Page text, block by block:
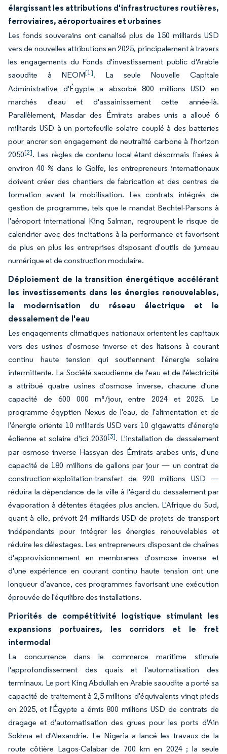
élargissant les attributions d'infrastructures routières,
ferroviaires, aéroportuaires et urbaines
Les fonds souverains ont canalisé plus de 150 milliards USD
vers de nouvelles attributions en 2025, principalement à travers
les engagements du Fonds d'investissement public d'Arabie
saoudite à NEOM[1]. La seule Nouvelle Capitale
Administrative d'Égypte a absorbé 800 millions USD en
marchés d'eau et d'assainissement cette année-là.
Parallèlement, Masdar des Émirats arabes unis a alloué 6
milliards USD à un portefeuille solaire couplé à des batteries
pour ancrer son engagement de neutralité carbone à l'horizon
2050[2]. Les règles de contenu local étant désormais fixées à
environ 40 % dans le Golfe, les entrepreneurs internationaux
doivent créer des chantiers de fabrication et des centres de
formation avant la mobilisation. Les contrats intégrés de
gestion de programme, tels que le mandat Bechtel-Parsons à
l'aéroport international King Salman, regroupent le risque de
calendrier avec des incitations à la performance et favorisent
de plus en plus les entreprises disposant d'outils de jumeau
numérique et de construction modulaire.
Déploiement de la transition énergétique accélérant
les investissements dans les énergies renouvelables,
la modernisation du réseau électrique et le
dessalement de l'eau
Les engagements climatiques nationaux orientent les capitaux
vers des usines d'osmose inverse et des liaisons à courant
continu haute tension qui soutiennent l'énergie solaire
intermittente. La Société saoudienne de l'eau et de l'électricité
a attribué quatre usines d'osmose inverse, chacune d'une
capacité de 600 000 m³/jour, entre 2024 et 2025. Le
programme égyptien Nexus de l'eau, de l'alimentation et de
l'énergie oriente 10 milliards USD vers 10 gigawatts d'énergie
éolienne et solaire d'ici 2030[3]. L'installation de dessalement
par osmose inverse Hassyan des Émirats arabes unis, d'une
capacité de 180 millions de gallons par jour — un contrat de
construction-exploitation-transfert de 920 millions USD —
réduira la dépendance de la ville à l'égard du dessalement par
évaporation à détentes étagées plus ancien. L'Afrique du Sud,
quant à elle, prévoit 24 milliards USD de projets de transport
indépendants pour intégrer les énergies renouvelables et
réduire les délestages. Les entrepreneurs disposant de chaînes
d'approvisionnement en membranes d'osmose inverse et
d'une expérience en courant continu haute tension ont une
longueur d'avance, ces programmes favorisant une exécution
éprouvée de l'équilibre des installations.
Priorités de compétitivité logistique stimulant les
expansions portuaires, les corridors et le fret
intermodal
La concurrence dans le commerce maritime stimule
l'approfondissement des quais et l'automatisation des
terminaux. Le port King Abdullah en Arabie saoudite a porté sa
capacité de traitement à 2,5 millions d'équivalents vingt pieds
en 2025, et l'Égypte a émis 800 millions USD de contrats de
dragage et d'automatisation des grues pour les ports d'Ain
Sokhna et d'Alexandrie. Le Nigeria a lancé les travaux de la
route côtière Lagos-Calabar de 700 km en 2024 ; la seule